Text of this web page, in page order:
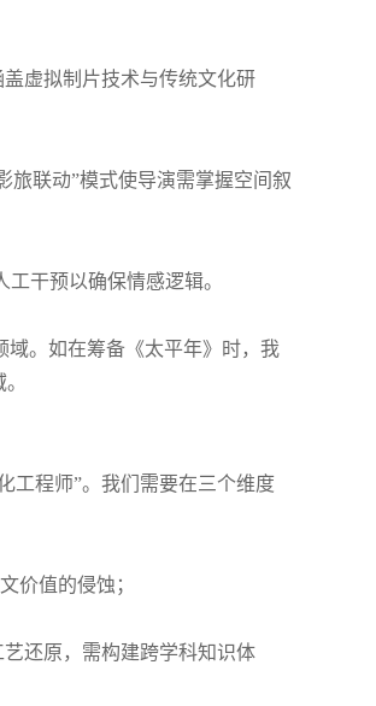
虚拟制片技术与传统文化研
旅联动”模式使导演需掌握空间叙
干预以确保情感逻辑。
域。如在筹备《太平年》时，我
工程师”。我们需要在三个维度
价值的侵蚀；
还原，需构建跨学科知识体